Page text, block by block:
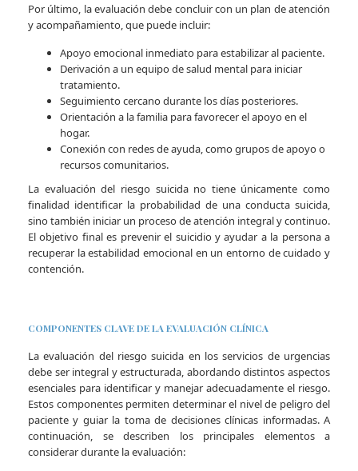
Por último, la evaluación debe concluir con un plan de atención
y acompañamiento, que puede incluir:
Apoyo emocional inmediato para estabilizar al paciente.
Derivación a un equipo de salud mental para iniciar
tratamiento.
Seguimiento cercano durante los días posteriores.
Orientación a la familia para favorecer el apoyo en el
hogar.
Conexión con redes de ayuda, como grupos de apoyo o
recursos comunitarios.
La evaluación del riesgo suicida no tiene únicamente como
finalidad identificar la probabilidad de una conducta suicida,
sino también iniciar un proceso de atención integral y continuo.
El objetivo final es prevenir el suicidio y ayudar a la persona a
recuperar la estabilidad emocional en un entorno de cuidado y
contención.
COMPONENTES CLAVE DE LA EVALUACIÓN CLÍNICA
La evaluación del riesgo suicida en los servicios de urgencias
debe ser integral y estructurada, abordando distintos aspectos
esenciales para identificar y manejar adecuadamente el riesgo.
Estos componentes permiten determinar el nivel de peligro del
paciente y guiar la toma de decisiones clínicas informadas. A
continuación, se describen los principales elementos a
considerar durante la evaluación: